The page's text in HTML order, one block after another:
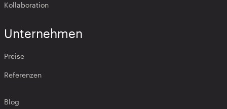
Kollaboration
Unternehmen
Preise
Referenzen
Blog